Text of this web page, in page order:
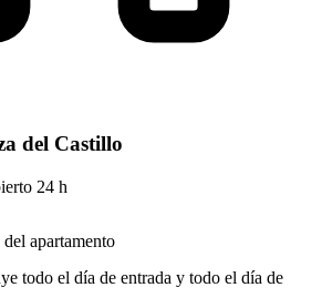
del Castillo
24 h
apartamento
todo el día de entrada y todo el día de